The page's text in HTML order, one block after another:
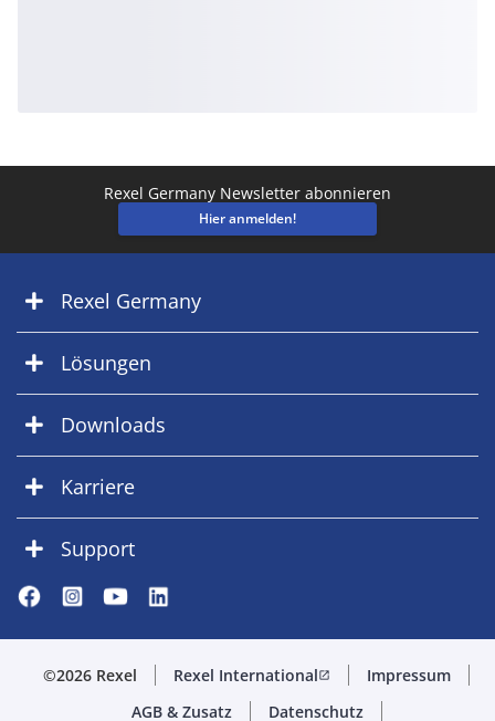
Rexel Germany Newsletter abonnieren
Hier anmelden!
Rexel Germany
Lösungen
Downloads
Karriere
Support
©2026 Rexel Rexel Internationalopen_in_new
Impressum
AGB & Zusatz
Datenschutz